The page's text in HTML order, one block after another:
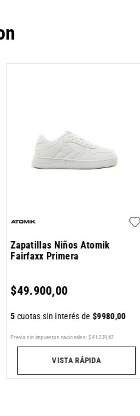
Zapatillas Niños Atomik
Fairfaxx Primera
$49.900,00
5 cuotas sin interés de$9980,00
Precio sin impuestos nacionales: $ 41 .239,67
VISTA RÁPIDA